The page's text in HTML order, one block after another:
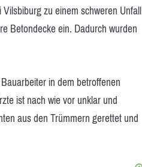
zu einem schweren Unfall
Betondecke ein. Dadurch wurden
in dem betroffenen
ist nach wie vor unklar und
aus den Trümmern gerettet und